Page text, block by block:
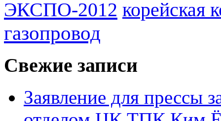
ЭКСПО-2012 корейская
газопровод
Свежие записи
Заявление для прессы